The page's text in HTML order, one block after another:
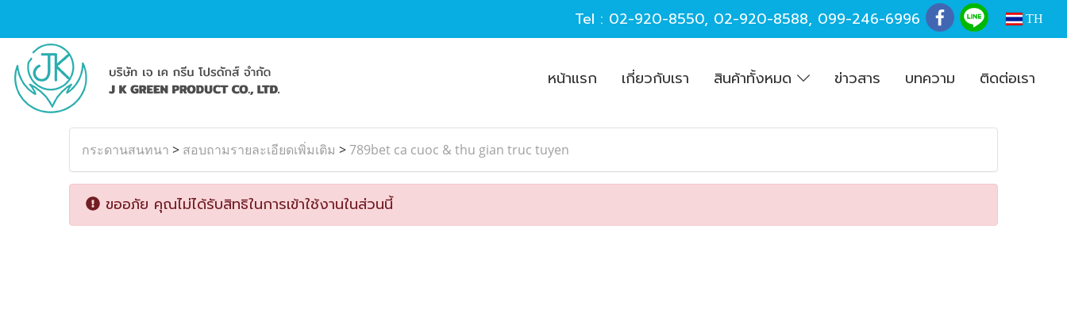
Tel : 02-920-8550, 02-920-8588, 099-246-6996 TH
หน้าแรก เกี่ยวกับเรา สินค้าทั้งหมด ข่าวสาร บทความ ติดต่อเรา
กระดานสนทนา > สอบถามรายละเอียดเพิ่มเติม >789bet ca cuoc & thu gian truc tuyen
ขออภัย คุณไม่ได้รับสิทธิในการเข้าใช้งานในส่วนนี้